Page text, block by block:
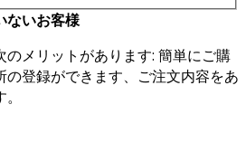
ないお客様
メリットがあります: 簡単にご購
の登録ができます、ご注文内容をあ